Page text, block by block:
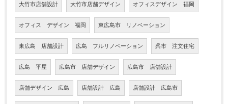
大竹市店舗設計 大竹市店舗デザイン オフィスデザイン 福岡
オフィス デザイン 福岡 東広島市 リノベーション
東広島 店舗設計 広島 フルリノベーション 呉市 注文住宅
広島 平屋 広島市 店舗デザイン 広島市 店舗設計
店舗デザイン 広島 店舗設計 広島 店舗設計 広島市